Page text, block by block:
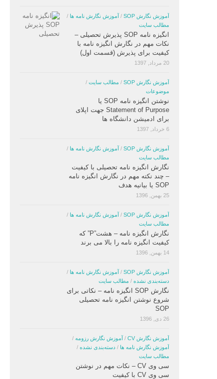
آموزش نگارش SOP / آموزش نگارش نامه ها /
مطالب سایت
انگیزه نامه SOP پذیرش تحصیلی –
نکات مهم در نگارش انگیزه نامه با
کیفیت برای پذیرش (قسمت اول)
20 مرداد, 1397
آموزش نگارش SOP / مطالب سایت /
موضوعات
نوشتن انگیزه نامه SOP یا
Statement of Purpose جهت اپلای
برای ادمیشن دانشگاه ها
6 خرداد, 1397
آموزش نگارش SOP / آموزش نگارش نامه ها /
مطالب سایت
نگارش انگیزه نامه تحصیلی با کیفیت
– چند نکته مهم در نگارش انگیزه نامه
SOP یا بیانیه هدف
25 بهمن, 1396
آموزش نگارش SOP / آموزش نگارش نامه ها /
مطالب سایت
نگارش انگیزه نامه – هشت”P” که
کیفیت انگیزه نامه را بالا می برند
14 بهمن, 1396
آموزش نگارش SOP / آموزش نگارش نامه ها /
دسته‌بندی نشده / مطالب سایت
نگارش SOP انگیزه نامه – نکاتی برای
شروع نوشتن انگیزه نامه تحصیلی
SOP
26 دی, 1396
آموزش نگارش CV / آموزش نگارش رزومه /
آموزش نگارش نامه ها / دسته‌بندی نشده /
مطالب سایت
سی وی CV – نکات مهم در نوشتن
سی وی CV با کیفیت